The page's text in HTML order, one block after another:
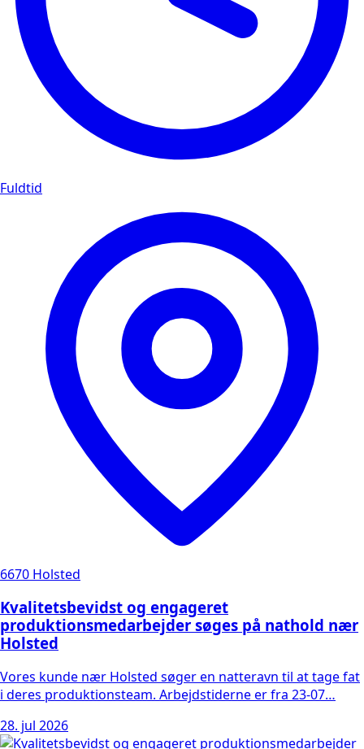
Fuldtid
6670 Holsted
Kvalitetsbevidst og engageret
produktionsmedarbejder søges på nathold nær
Holsted
Vores kunde nær Holsted søger en natteravn til at tage fat
i deres produktionsteam. Arbejdstiderne er fra 23-07…
28. jul 2026